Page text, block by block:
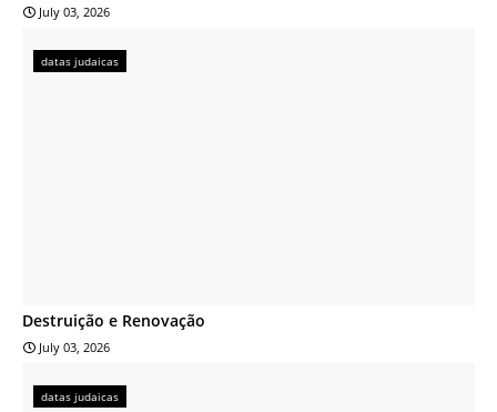
July 03, 2026
datas judaicas
Destruição e Renovação
July 03, 2026
datas judaicas